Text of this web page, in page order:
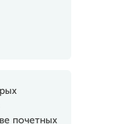
почетных